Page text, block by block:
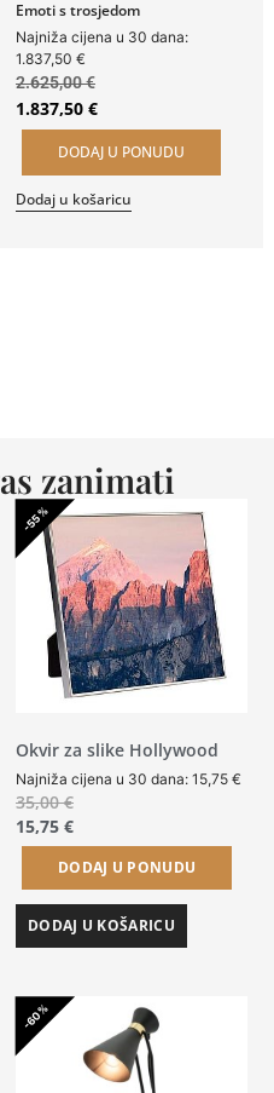
Emoti s trosjedom
Najniža cijena u 30 dana:
1.837,50 €
2.625,00€
1.837,50 €
DODAJ U PONUDU
Dodaj u košaricu
zanimati
-55%
Okvir za slike Hollywood
Najniža cijena u 30 dana: 15,75 €
35,00€
15,75 €
DODAJ U PONUDU
DODAJ U KOŠARICU
-60%